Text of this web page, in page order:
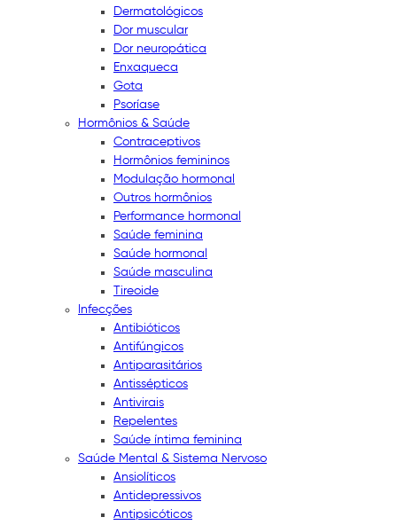
Dermatológicos
Dor muscular
Dor neuropática
Enxaqueca
Gota
Psoríase
Hormônios & Saúde
Contraceptivos
Hormônios femininos
Modulação hormonal
Outros hormônios
Performance hormonal
Saúde feminina
Saúde hormonal
Saúde masculina
Tireoide
Infecções
Antibióticos
Antifúngicos
Antiparasitários
Antissépticos
Antivirais
Repelentes
Saúde íntima feminina
Saúde Mental & Sistema Nervoso
Ansiolíticos
Antidepressivos
Antipsicóticos